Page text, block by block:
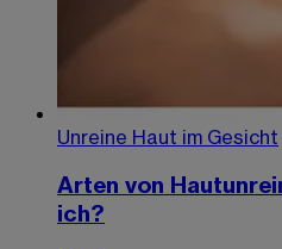
Unreine Haut im Gesicht
Arten von
ich?